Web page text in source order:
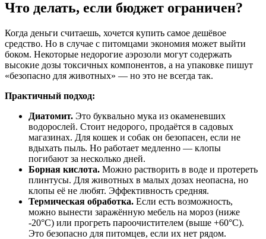
Что делать, если бюджет ограничен?
Когда деньги считаешь, хочется купить самое дешёвое
средство. Но в случае с питомцами экономия может выйти
боком. Некоторые недорогие аэрозоли могут содержать
высокие дозы токсичных компонентов, а на упаковке пишут
«безопасно для животных» — но это не всегда так.
Практичный подход:
Диатомит. Это буквально мука из окаменевших
водорослей. Стоит недорого, продаётся в садовых
магазинах. Для кошек и собак он безопасен, если не
вдыхать пыль. Но работает медленно — клопы
погибают за несколько дней.
Борная кислота. Можно растворить в воде и протереть
плинтусы. Для животных в малых дозах неопасна, но
клопы её не любят. Эффективность средняя.
Термическая обработка. Если есть возможность,
можно вынести заражённую мебель на мороз (ниже
-20°C) или прогреть пароочистителем (выше +60°C).
Это безопасно для питомцев, если их нет рядом.